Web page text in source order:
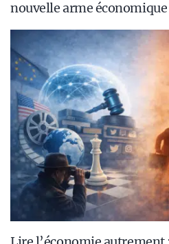
nouvelle arme économique